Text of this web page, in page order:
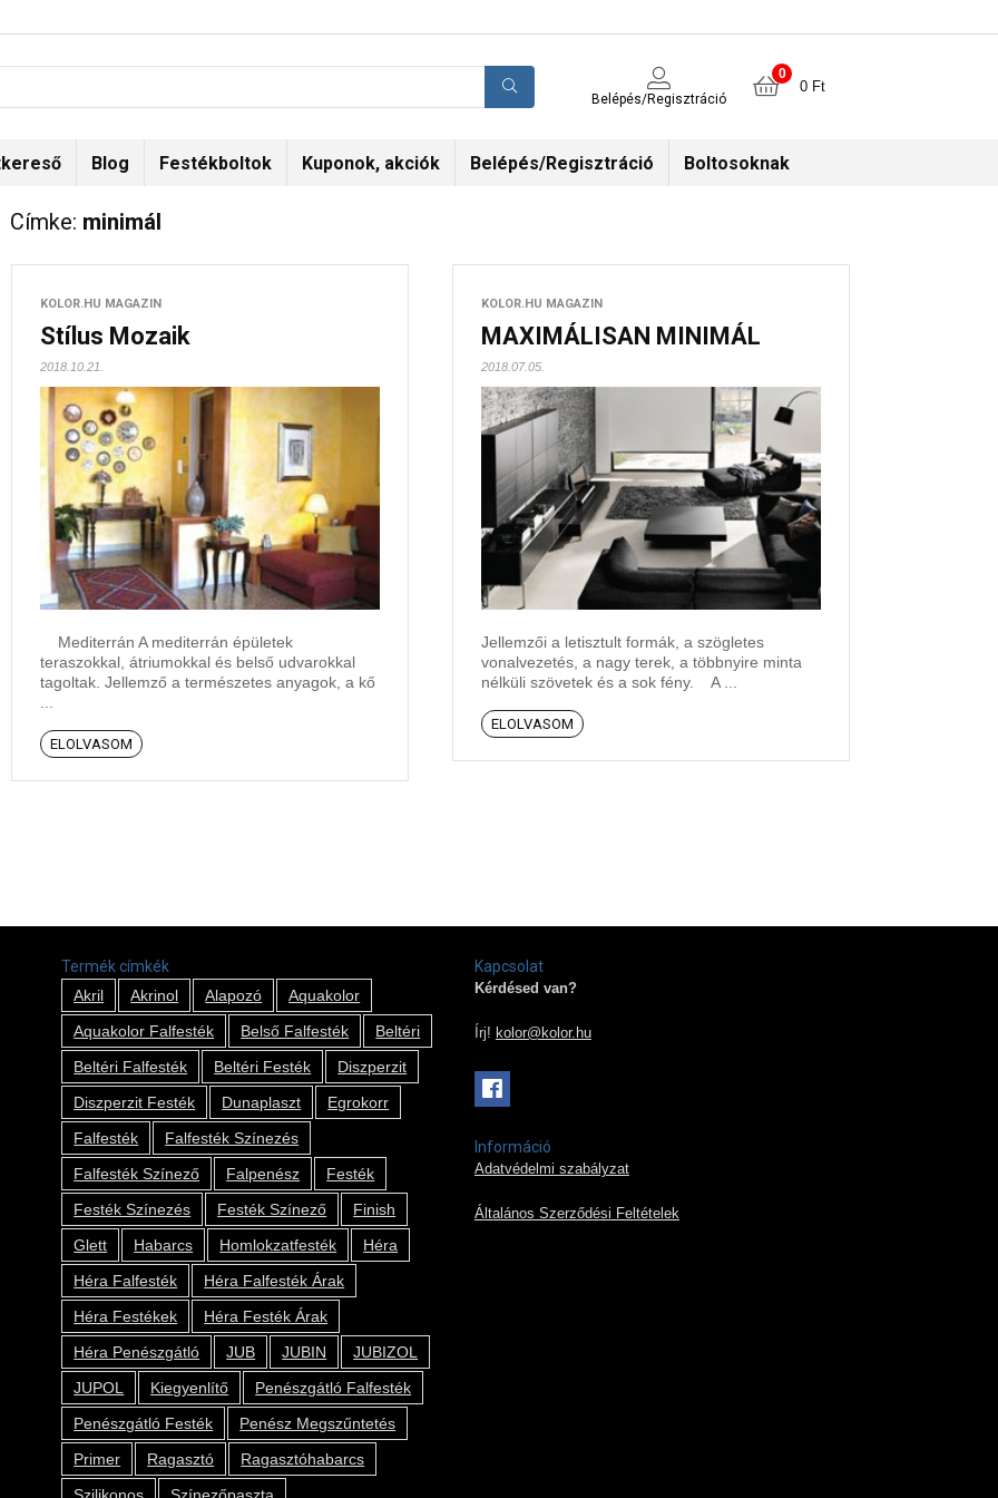
Belépés/Regisztráció
0
0 Ft
Blog Festékboltok Kuponok, akciók Belépés/Regisztráció Boltosoknak
Címke: minimál
KOLOR.HU MAGAZIN
Stílus Mozaik
2018.10.21.
Mediterrán A mediterrán épületek
teraszokkal, átriumokkal és belső udvarokkal
tagoltak. Jellemző a természetes anyagok, a kő
ELOLVASOM
KOLOR.HU MAGAZIN
MAXIMÁLISAN MINIMÁL
2018.07.05.
Jellemzői a letisztult formák, a szögletes
vonalvezetés, a nagy terek, a többnyire minta
nélküli szövetek és a sok fény. A ...
ELOLVASOM
Termék címkék
Akril
Akrinol Alapozó
Aquakolor
Aquakolor Falfesték
Belső Falfesték
Beltéri
Beltéri Falfesték
Beltéri Festék
Diszperzit
Diszperzit Festék
Dunaplaszt
Egrokorr
Falfesték
Falfesték Színezés
Falfesték Színező
Falpenész
Festék
Festék Színezés
Festék Színező
Finish
Glett
Habarcs Homlokzatfesték
Héra
Héra Falfesték
Héra Falfesték Árak
Héra Festékek
Héra Festék Árak
Héra Penészgátló
JUB JUBIN
JUBIZOL
JUPOL
Kiegyenlítő
Penészgátló Falfesték
Penészgátló Festék
Penész Megszűntetés
Primer
Ragasztó
Ragasztóhabarcs
Szilikonos
Színezőpaszta
Kapcsolat
Kérdésed van?
Írj! kolor@kolor.hu
Információ
Adatvédelmi szabályzat
Általános Szerződési Feltételek